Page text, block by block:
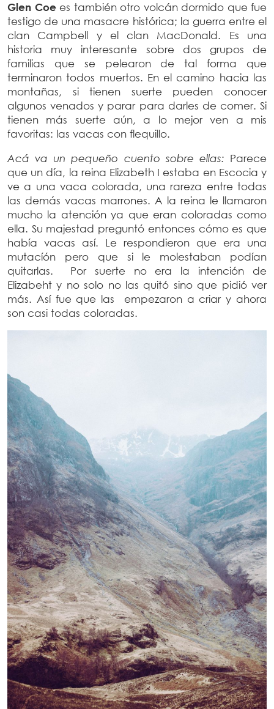
Glen Coees también otro volcán dormido que fue
testigo de una masacre histórica; la guerra entre el
clan Campbell y el clan MacDonald. Es una
historia muy interesante sobre dos grupos de
familias que se pelearon de tal forma que
terminaron todos muertos. En el camino hacia las
montañas, si tienen suerte pueden conocer
algunos venados y parar para darles de comer. Si
tienen más suerte aún, a lo mejor ven a mis
favoritas: las vacas con flequillo.
Acá va un pequeño cuento sobre ellas: Parece
que un día, la reina Elizabeth I estaba en Escocia y
ve a una vaca colorada, una rareza entre todas
las demás vacas marrones. A la reina le llamaron
mucho la atención ya que eran coloradas como
ella. Su majestad preguntó entonces cómo es que
había vacas así. Le respondieron que era una
mutacíón pero que si le molestaban podían
quitarlas. Por suerte no era la intención de
Elizabeht y no solo no las quitó sino que pidió ver
más. Así fue que las empezaron a criar y ahora
son casi todas coloradas.